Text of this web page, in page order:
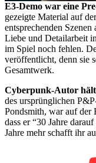
E3-Demo war eine
gezeigte Material auf
entsprechenden
Liebe und Detailarbeit
im Spiel noch fehlen.
veröffentlicht, denn sie
Gesamtwerk.
Cyberpunk-Autor hält
des ursprünglichen
Pondsmith, war auf der
dass er “30 Jahre
Jahre mehr schafft ihr